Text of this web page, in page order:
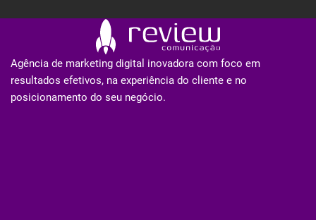
Agência de marketing digital inovadora com foco em
resultados efetivos, na experiência do cliente e no
posicionamento do seu negócio.